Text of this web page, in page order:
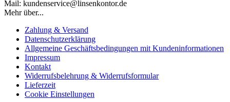
Mail: kundenservice@linsenkontor.de
Mehr über...
Zahlung & Versand
Datenschutzerklärung
Allgemeine Geschäftsbedingungen mit Kundeninformationen
Impressum
Kontakt
Widerrufsbelehrung & Widerrufsformular
Lieferzeit
Cookie Einstellungen